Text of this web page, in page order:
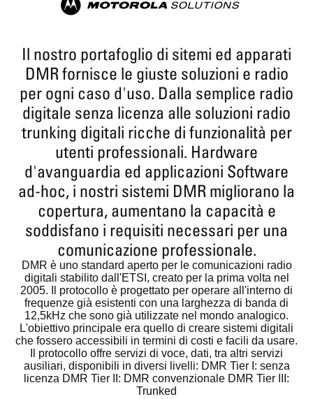
Il nostro portafoglio di sitemi ed apparati
DMR fornisce le giuste soluzioni e radio
per ogni caso d'uso. Dalla semplice radio
digitale senza licenza alle soluzioni radio
trunking digitali ricche di funzionalità per
utenti professionali. Hardware
d'avanguardia ed applicazioni Software
ad-hoc, i nostri sistemi DMR migliorano la
copertura, aumentano la capacità e
soddisfano i requisiti necessari per una
comunicazione professionale.
DMR è uno standard aperto per le comunicazioni radio
digitali stabilito dall'ETSI, creato per la prima volta nel
2005. Il protocollo è progettato per operare all'interno di
frequenze già esistenti con una larghezza di banda di
12,5kHz che sono già utilizzate nel mondo analogico.
L'obiettivo principale era quello di creare sistemi digitali
che fossero accessibili in termini di costi e facili da usare.
Il protocollo offre servizi di voce, dati, tra altri servizi
ausiliari, disponibili in diversi livelli: DMR Tier I: senza
licenza DMR Tier II: DMR convenzionale DMR Tier III:
Trunked